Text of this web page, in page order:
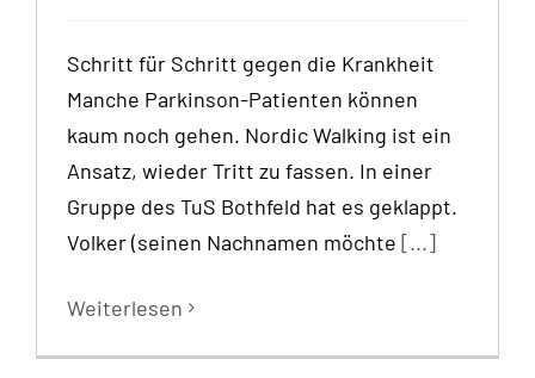
Schritt für Schritt gegen die Krankheit
Manche Parkinson-Patienten können
kaum noch gehen. Nordic Walking ist ein
Ansatz, wieder Tritt zu fassen. In einer
Gruppe des TuS Bothfeld hat es geklappt.
Volker (seinen Nachnamen möchte [...]
Weiterlesen